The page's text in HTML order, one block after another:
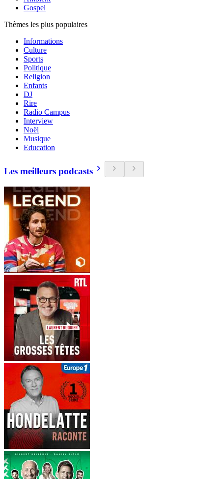
Gospel
Thèmes les plus populaires
Informations
Culture
Sports
Politique
Religion
Enfants
DJ
Rire
Radio Campus
Interview
Noël
Musique
Education
Les meilleurs podcasts